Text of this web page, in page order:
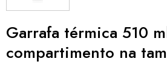
Garrafa térmica 510
compartimento na